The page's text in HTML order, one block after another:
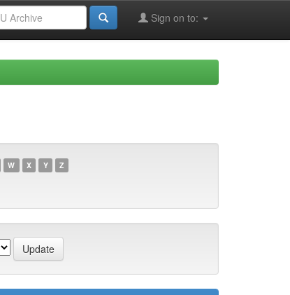
Sign on to:
W X Y Z